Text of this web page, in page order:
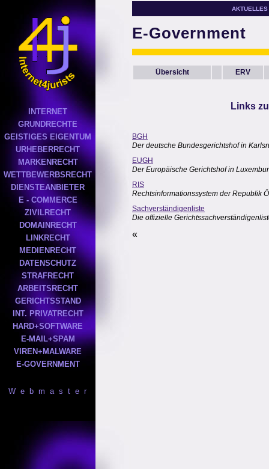
INTERNET
GRUNDRECHTE
GEISTIGES EIGENTUM
URHEBERRECHT
MARKENRECHT
WETTBEWERBSRECHT
DIENSTEANBIETER
E - COMMERCE
ZIVILRECHT
DOMAINRECHT
LINKRECHT
MEDIENRECHT
DATENSCHUTZ
STRAFRECHT
ARBEITSRECHT
GERICHTSSTAND
INT. PRIVATRECHT
HARD+SOFTWARE
E-MAIL+SPAM
VIREN+MALWARE
E-GOVERNMENT
W e b m a s t e r
AKTUELLES
E-Government
Übersicht ERV
Links
BGH
Der deutsche Bundesgerichtshof in
EUGH
Der Europäische Gerichtshof in
RIS
Rechtsinformationssystem der Republik
Sachverständigenliste
Die offizielle
«